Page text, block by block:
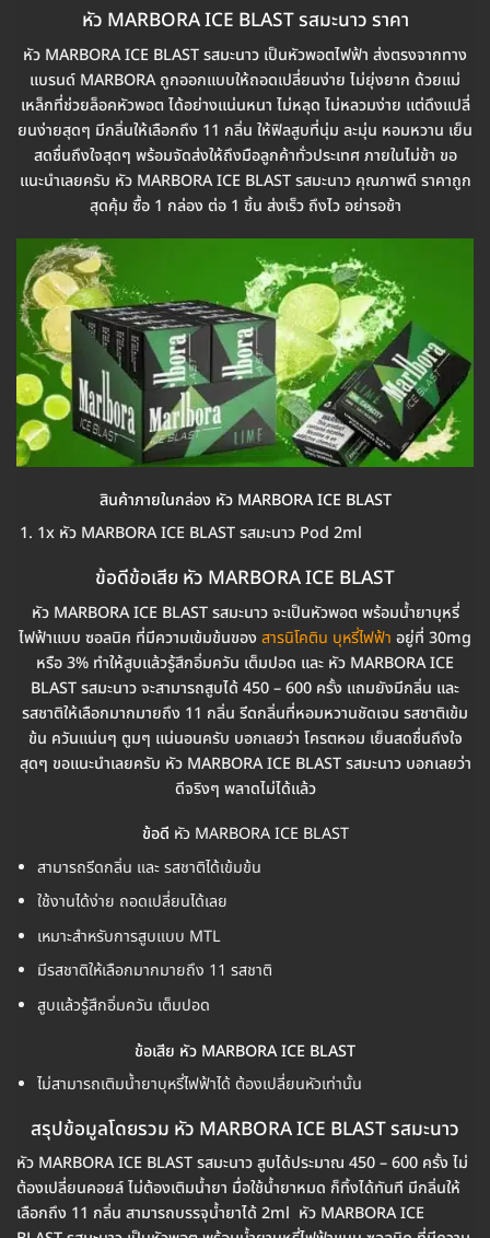
หัว MARBORA ICE BLAST รสมะนาว ราคา
หัว MARBORA ICE BLAST รสมะนาว เป็นหัวพอตไฟฟ้า ส่งตรงจากทาง
แบรนด์ MARBORA ถูกออกแบบให้ถอดเปลี่ยนง่าย ไม่ยุ่งยาก ด้วยแม่
เหล็กที่ช่วยล็อคหัวพอต ได้อย่างแน่นหนา ไม่หลุด ไม่หลวมง่าย แต่ดึงเเปลี่
ยนง่ายสุดๆ มีกลิ่นให้เลือกถึง 11 กลิ่น ให้ฟิลสูบที่นุ่ม ละมุ่น หอมหวาน เย็น
สดชื่นถึงใจสุดๆ พร้อมจัดส่งให้ถึงมือลูกค้าทั่วประเทศ ภายในไม่ช้า ขอ
แนะนำเลยครับ หัว MARBORA ICE BLAST รสมะนาว คุณภาพดี ราคาถูก
สุดคุ้ม ซื้อ 1 กล่อง ต่อ 1 ชิ้น ส่งเร็ว ถึงไว อย่ารอช้า
สินค้าภายในกล่อง หัว MARBORA ICE BLAST
1x หัว MARBORA ICE BLAST รสมะนาว Pod 2ml
ข้อดีข้อเสีย หัว MARBORA ICE BLAST
หัว MARBORA ICE BLAST รสมะนาว จะเป็นหัวพอต พร้อมน้ำยาบุหรี่
ไฟฟ้าแบบ ซอลนิค ที่มีความเข้มข้นของ สารนิโคติน บุหรี่ไฟฟ้า อยู่ที่ 30mg
หรือ 3% ทำให้สูบแล้วรู้สึกอิ่มควัน เต็มปอด และ หัว MARBORA ICE
BLAST รสมะนาว จะสามารถสูบได้ 450 – 600 ครั้ง แถมยังมีกลิ่น และ
รสชาติให้เลือกมากมายถึง 11 กลิ่น รีดกลิ่นที่หอมหวานชัดเจน รสชาติเข้ม
ข้น ควันแน่นๆ ตูมๆ แน่นอนครับ บอกเลยว่า โครตหอม เย็นสดชื่นถึงใจ
สุดๆ ขอแนะนำเลยครับ หัว MARBORA ICE BLAST รสมะนาว บอกเลยว่า
ดีจริงๆ พลาดไม่ได้แล้ว
ข้อดี หัว MARBORA ICE BLAST
สามารถรีดกลิ่น และ รสชาติได้เข้มข้น
ใช้งานได้ง่าย ถอดเปลี่ยนได้เลย
เหมาะสำหรับการสูบแบบ MTL
มีรสชาติให้เลือกมากมายถึง 11 รสชาติ
สูบแล้วรู้สึกอิ่มควัน เต็มปอด
ข้อเสีย หัว MARBORA ICE BLAST
ไม่สามารถเติมน้ำยาบุหรี่ไฟฟ้าได้ ต้องเปลี่ยนหัวเท่านั้น
สรุปข้อมูลโดยรวม หัว MARBORA ICE BLAST รสมะนาว
หัว MARBORA ICE BLAST รสมะนาว สูบได้ประมาณ 450 – 600 ครั้ง ไม่
ต้องเปลี่ยนคอยล์ ไม่ต้องเติมน้ำยา มื่อใช้น้ำยาหมด ก็ทิ้งได้ทันที มีกลิ่นให้
เลือกถึง 11 กลิ่น สามารถบรรจุน้ำยาได้ 2ml หัว MARBORA ICE